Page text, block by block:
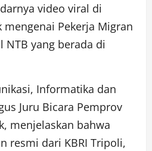
video viral di
mengenai Pekerja Migran
NTB yang berada di
Informatika dan
Juru Bicara Pemprov
menjelaskan bahwa
resmi dari KBRI Tripoli,